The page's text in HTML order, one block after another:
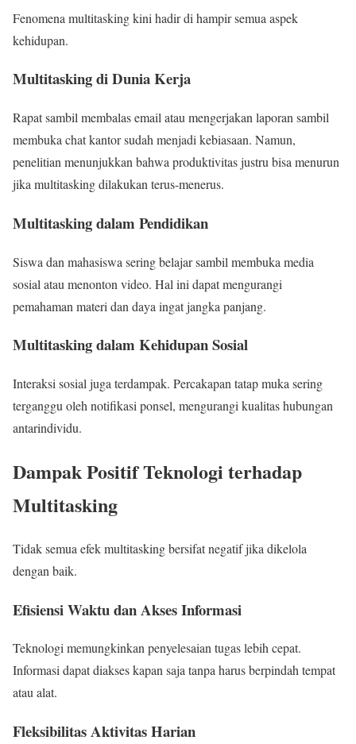
Fenomena multitasking kini hadir di hampir semua aspek
kehidupan.
Multitasking di Dunia Kerja
Rapat sambil membalas email atau mengerjakan laporan sambil
membuka chat kantor sudah menjadi kebiasaan. Namun,
penelitian menunjukkan bahwa produktivitas justru bisa menurun
jika multitasking dilakukan terus-menerus.
Multitasking dalam Pendidikan
Siswa dan mahasiswa sering belajar sambil membuka media
sosial atau menonton video. Hal ini dapat mengurangi
pemahaman materi dan daya ingat jangka panjang.
Multitasking dalam Kehidupan Sosial
Interaksi sosial juga terdampak. Percakapan tatap muka sering
terganggu oleh notifikasi ponsel, mengurangi kualitas hubungan
antarindividu.
Dampak Positif Teknologi terhadap
Multitasking
Tidak semua efek multitasking bersifat negatif jika dikelola
dengan baik.
Efisiensi Waktu dan Akses Informasi
Teknologi memungkinkan penyelesaian tugas lebih cepat.
Informasi dapat diakses kapan saja tanpa harus berpindah tempat
atau alat.
Fleksibilitas Aktivitas Harian